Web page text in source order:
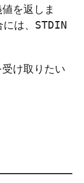
を返しま
は、 STDIN
け取りたい